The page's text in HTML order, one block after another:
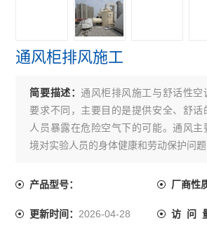
通风柜排风施工
简要描述：通风柜排风施工与舒话性空
要求不同，主要目的是提供安全、舒话
人员暴露在危险空气下的可能。通风主
境对实验人员的身体健康和劳动保护问题
产品型号： 厂商性
更新时间：2026-04-28 访 问